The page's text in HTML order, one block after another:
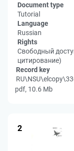
Document type
Tutorial
Language
Russian
Rights
Свободный
цитирование)
Record key
pdf, 10.6 Mb
2